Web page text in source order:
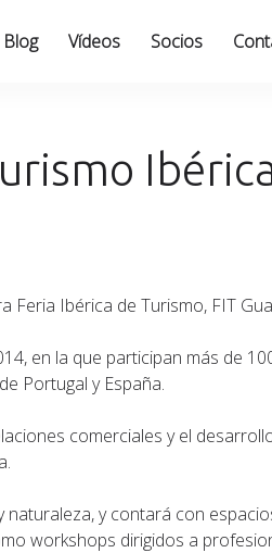
Blog Vídeos Socios
Feria Ibérica de Turismo, FIT
en la que participan más de
Portugal y España.
comerciales y el
y contará con
workshops dirigidos a